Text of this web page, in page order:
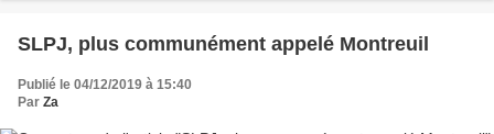
SLPJ, plus communément appelé Montreuil
Publié le 04/12/2019 à 15:40
Par Za